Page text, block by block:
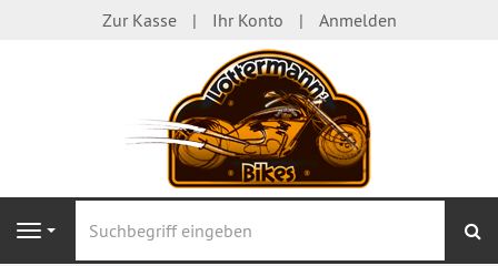
Zur Kasse Ihr Konto Anmelden
Navigation